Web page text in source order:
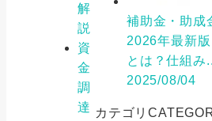
解
説
資
金
調
達
補助金・助成
2026年最新版
とは？仕組み
2025/08/04
カテゴリ